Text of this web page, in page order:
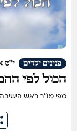
י"ט פנינים יקרים
הכול לפי
מפי מו''ר ראש הישיבה הרב בניהו שמואלי שליט''א